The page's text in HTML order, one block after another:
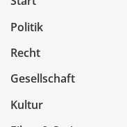
Politik
Recht
Gesellschaft
Kultur